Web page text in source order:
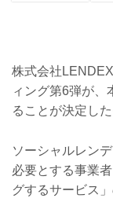
株式会社
ィング第6弾が、
ることが決定した
ソーシャルレン
必要とする事業
グするサービス」